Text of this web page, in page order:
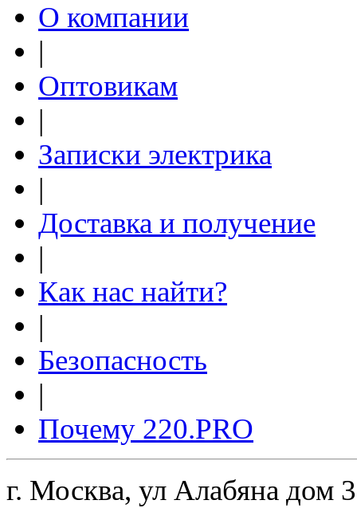
О компании
|
Оптовикам
|
Записки электрика
|
Доставка и получение
|
Как нас найти?
|
Безопасность
|
Почему 220.PRO
г. Москва, ул Алабяна дом